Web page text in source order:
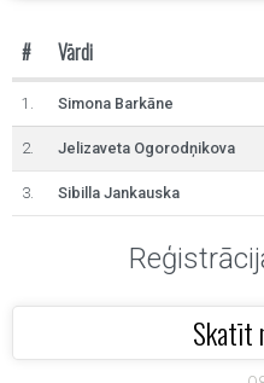
# Vārdi
1. Simona Barkāne
2. Jelizaveta Ogorodņikova
3. Sibilla Jankauska
Skatīt